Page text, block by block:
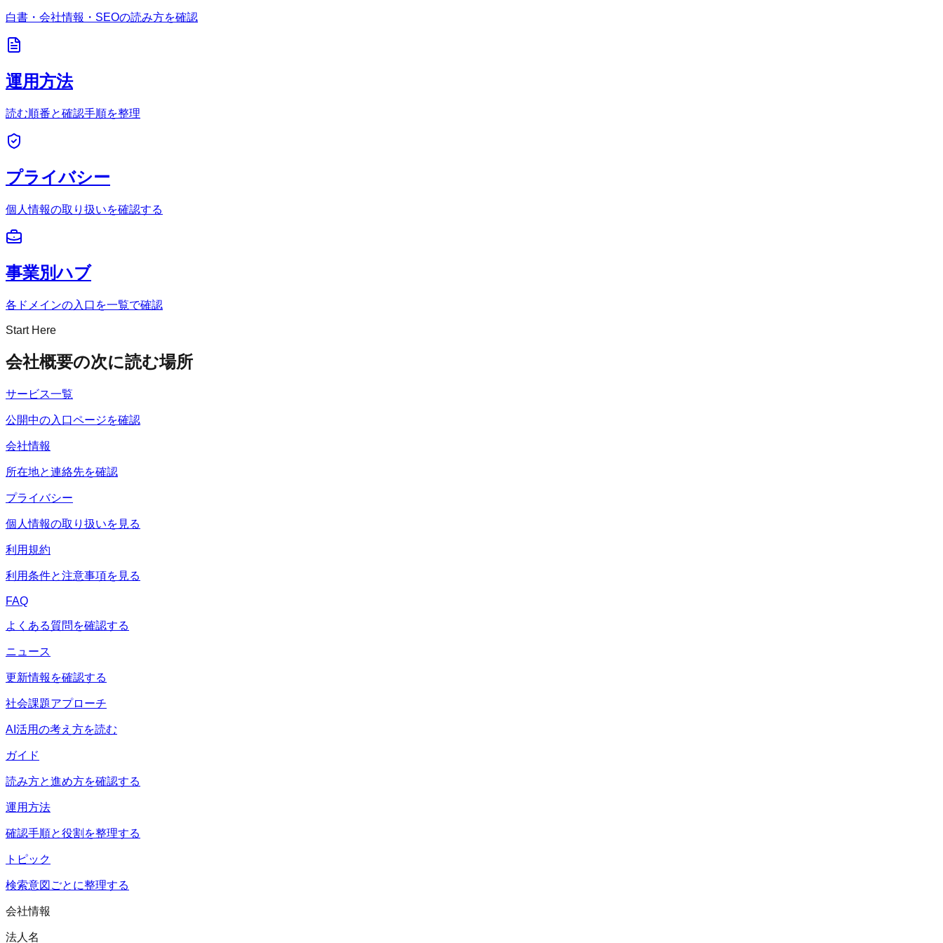
白書・会社情報・SEOの読み方を確認
運用方法
読む順番と確認手順を整理
プライバシー
個人情報の取り扱いを確認する
事業別ハブ
各ドメインの入口を一覧で確認
Start Here
会社概要の次に読む場所
サービス一覧
公開中の入口ページを確認
会社情報
所在地と連絡先を確認
プライバシー
個人情報の取り扱いを見る
利用規約
利用条件と注意事項を見る
FAQ
よくある質問を確認する
ニュース
更新情報を確認する
社会課題アプローチ
AI活用の考え方を読む
ガイド
読み方と進め方を確認する
運用方法
確認手順と役割を整理する
トピック
検索意図ごとに整理する
会社情報
法人名